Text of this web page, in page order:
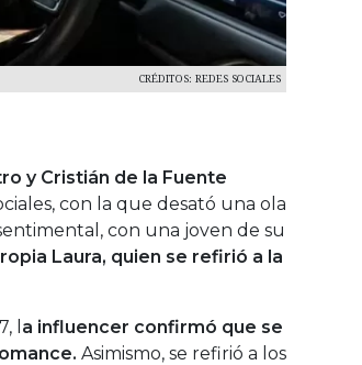
CRÉDITOS: REDES SOCIALES
y Cristián de la Fuente
con la que desató una ola
con una joven de su
Laura, quien se refirió a la
l a influencer confirmó que se
Asimismo, se refirió a los